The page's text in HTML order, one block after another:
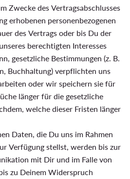
Zwecke des Vertragsabschlusses
erhobenen personenbezogenen
des Vertrags oder bis Du der
berechtigten Interesses
gesetzliche Bestimmungen (z. B.
Buchhaltung) verpflichten uns
oder wir speichern sie für
länger für die gesetzliche
welche dieser Fristen länger
Daten, die Du uns im Rahmen
Verfügung stellst, werden bis zur
mit Dir und im Falle von
zu Deinem Widerspruch